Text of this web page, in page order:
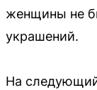
женщины не
украшений.
На